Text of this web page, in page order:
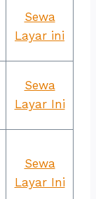
Sewa
Layar ini
Sewa
Layar Ini
Sewa
Layar Ini